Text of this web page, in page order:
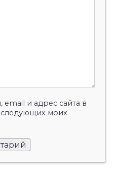
и адрес сайта в
моих